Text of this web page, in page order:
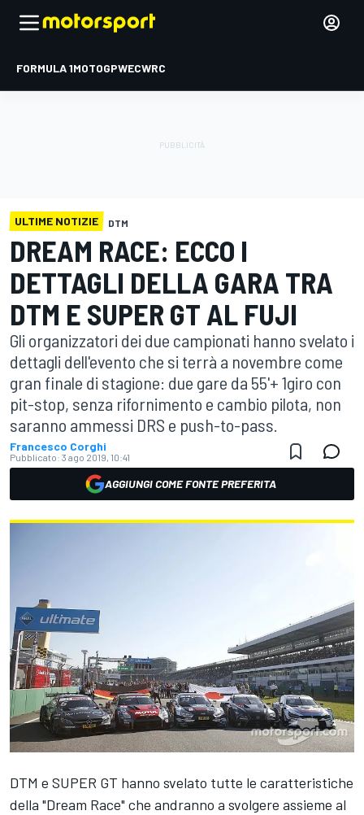
FORMULA 1MOTOGPWECWRC
ULTIME NOTIZIE DTM
DREAM RACE: ECCO I
DETTAGLI DELLA GARA TRA
DTM E SUPER GT AL FUJI
Gli organizzatori dei due campionati hanno svelato i
dettagli dell'evento che si terrà a novembre come
gran finale di stagione: due gare da 55'+ 1giro con
pit-stop, senza rifornimento e cambio pilota, non
saranno ammessi DRS e push-to-pass.
Francesco Corghi
Pubblicato: 3 ago 2019, 10:41
AGGIUNGI COME FONTE PREFERITA
DTM e SUPER GT hanno svelato tutte le caratteristiche
della "Dream Race" che andranno a svolgere assieme al